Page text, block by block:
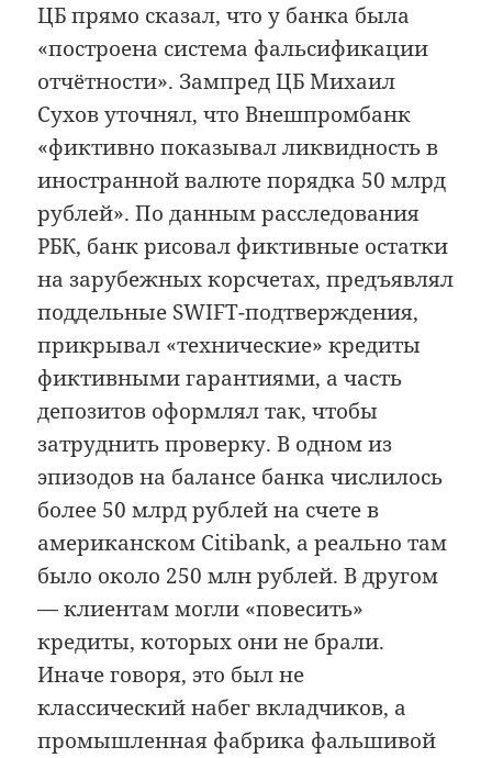
ЦБ прямо сказал, что у банка была
«построена система фальсификации
отчётности». Зампред ЦБ Михаил
Сухов уточнял, что Внешпромбанк
«фиктивно показывал ликвидность в
иностранной валюте порядка 50 млрд
рублей». По данным расследования
РБК, банк рисовал фиктивные остатки
на зарубежных корсчетах, предъявлял
поддельные SWIFT-подтверждения,
прикрывал «технические» кредиты
фиктивными гарантиями, а часть
депозитов оформлял так, чтобы
затруднить проверку. В одном из
эпизодов на балансе банка числилось
более 50 млрд рублей на счете в
американском Citibank, а реально там
было около 250 млн рублей. В другом
— клиентам могли «повесить»
кредиты, которых они не брали.
Иначе говоря, это был не
классический набег вкладчиков, а
промышленная фабрика фальшивой